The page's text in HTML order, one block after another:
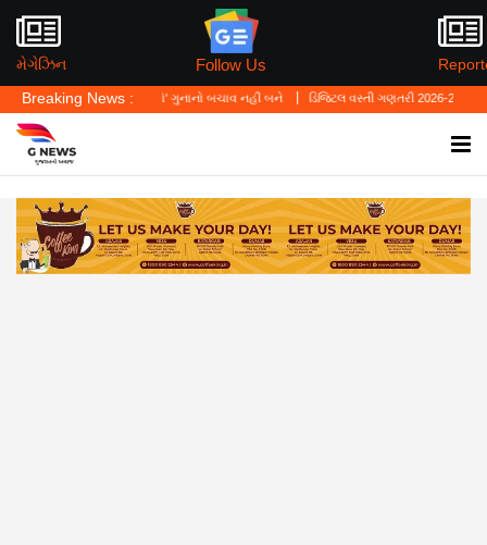
મેગેઝિન Follow Us
Breaking News :
લો' ગુનાનો બચાવ નહીં બને ડિજિટલ વસ્તી ગણતરી 2026-27નો પ્રારંભ, ઘર